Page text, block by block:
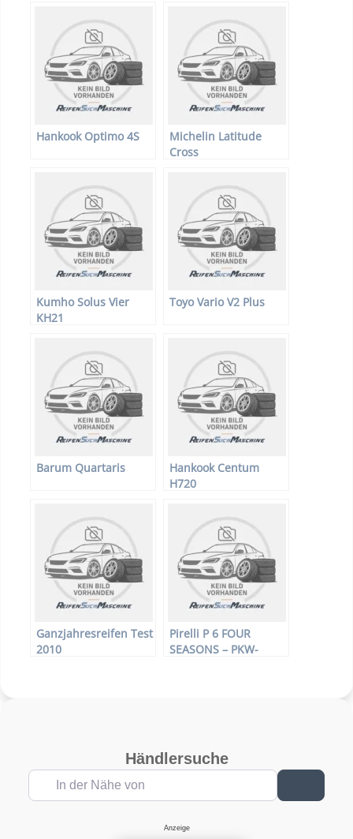
Hankook Optimo 4S
Michelin Latitude
Cross
Kumho Solus Vier
KH21
Toyo Vario V2 Plus
Barum Quartaris
Hankook Centum
H720
Ganzjahresreifen Test
2010
Pirelli P 6 FOUR
SEASONS – PKW-
Händlersuche
In der Nähe von
Anzeige